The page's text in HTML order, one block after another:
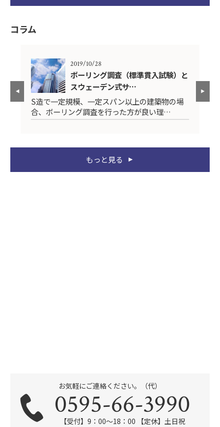
コラム
2019/10/28
ボーリング調査（標準貫入試験）と
スウェーデン式サ…
S造で一定規模、一定スパン以上の建築物の場
合、ボーリング調査を行った方が良い理…
もっと見る
お気軽にご連絡ください。（代）
0595-66-3990
【受付】9：00～18：00 【定休】土日祝